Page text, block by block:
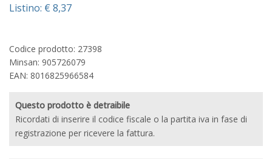
Listino: € 8,37
Codice prodotto: 27398
Minsan: 905726079
EAN: 8016825966584
Questo prodotto è detraibile
Ricordati di inserire il codice fiscale o la partita iva in fase di
registrazione per ricevere la fattura.